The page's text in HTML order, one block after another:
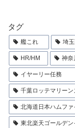
タグ
艦これ 埼
HR/HM 神奈
イヤーリー任務
千葉ロッテマリーン
北海道日本ハムファ
東北楽天ゴールデン